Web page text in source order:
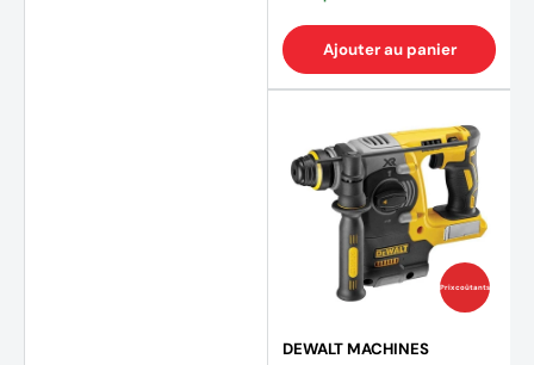
Ajouter au panier
Prix coûtants
DEWALT MACHINES